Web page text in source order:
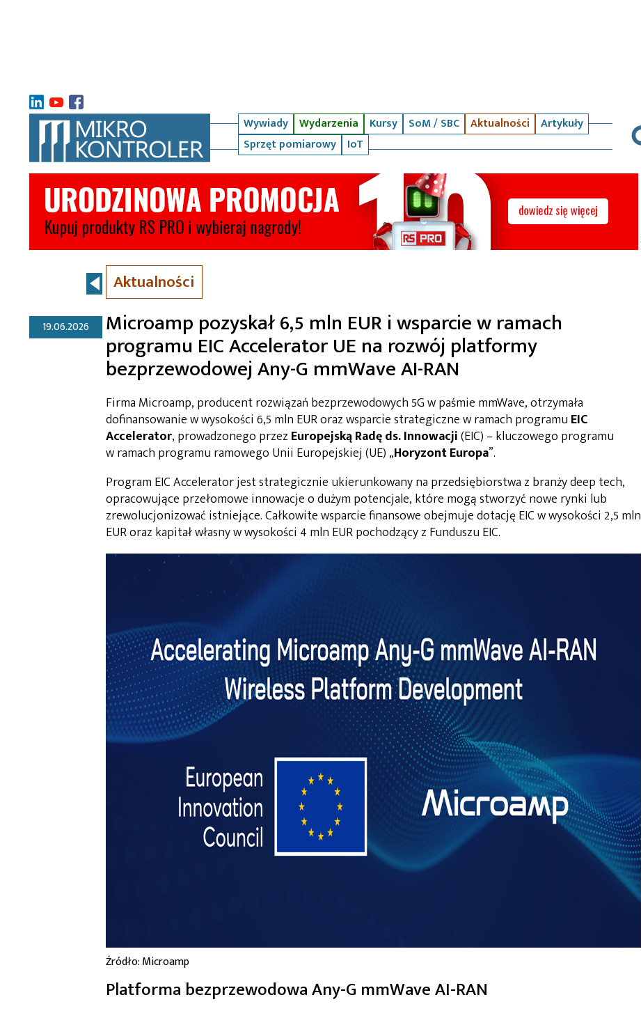
Wywiady Wydarzenia Kursy SoM / SBC Aktualności
Artykuły
Sprzęt pomiarowy
IoT
Aktualności
19.06.2026 Microamp pozyskał 6,5 mln EUR i wsparcie w ramach
programu EIC Accelerator UE na rozwój platformy
bezprzewodowej Any-G mmWave AI-RAN
Firma Microamp, producent rozwiązań bezprzewodowych 5G w paśmie mmWave, otrzymała
dofinansowanie w wysokości 6,5 mln EUR oraz wsparcie strategiczne w ramach programu EIC
Accelerator, prowadzonego przez Europejską Radę ds. Innowacji(EIC) – kluczowego programu
w ramach programu ramowego Unii Europejskiej (UE) „Horyzont Europa”.
Program EIC Accelerator jest strategicznie ukierunkowany na przedsiębiorstwa z branży deep tech,
opracowujące przełomowe innowacje o dużym potencjale, które mogą stworzyć nowe rynki lub
zrewolucjonizować istniejące. Całkowite wsparcie finansowe obejmuje dotację EIC w wysokości 2,5 mln
EUR oraz kapitał własny w wysokości 4 mln EUR pochodzący z Funduszu EIC.
Źródło: Microamp
Platforma bezprzewodowa Any-G mmWave AI-RAN